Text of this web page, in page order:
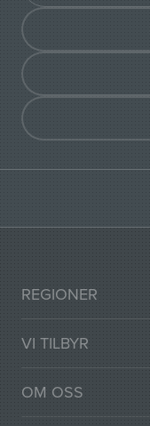
REGIONER
VI TILBYR
OM OSS